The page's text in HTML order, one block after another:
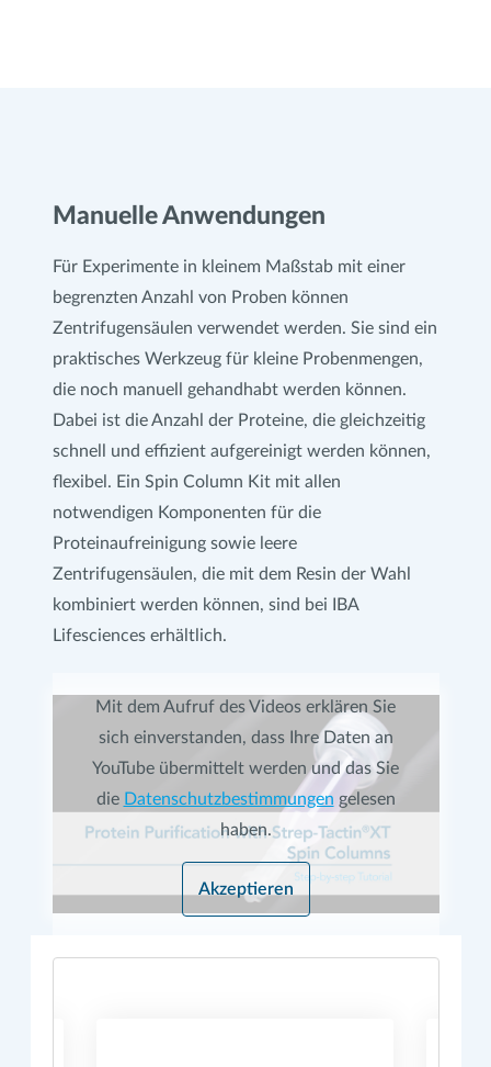
Manuelle Anwendungen
Für Experimente in kleinem Maßstab mit einer
begrenzten Anzahl von Proben können
Zentrifugensäulen verwendet werden. Sie sind ein
praktisches Werkzeug für kleine Probenmengen,
die noch manuell gehandhabt werden können.
Dabei ist die Anzahl der Proteine, die gleichzeitig
schnell und effizient aufgereinigt werden können,
flexibel. Ein Spin Column Kit mit allen
notwendigen Komponenten für die
Proteinaufreinigung sowie leere
Zentrifugensäulen, die mit dem Resin der Wahl
kombiniert werden können, sind bei IBA
Lifesciences erhältlich.
Mit dem Aufruf des Videos erklären Sie
sich einverstanden, dass Ihre Daten an
YouTube übermittelt werden und das Sie
die Datenschutzbestimmungen gelesen
haben.
Akzeptieren